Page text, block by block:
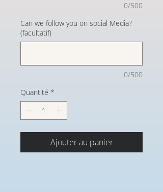
0/500
Can we follow you on social Media?
(facultatif)
0/500
Quantité *
Ajouter au panier